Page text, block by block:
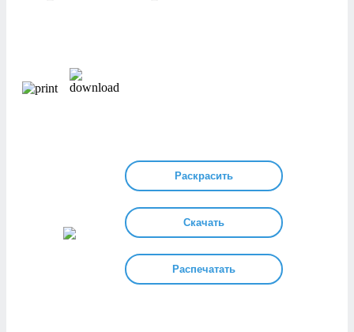
Раскрасить
Скачать
Распечатать